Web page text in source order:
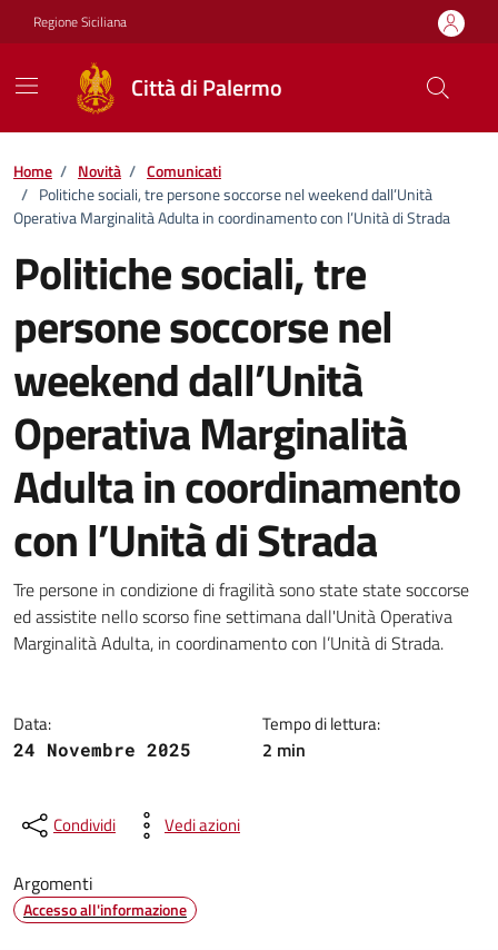
Vai ai contenuti
Vai al footer
Regione Siciliana
Città di Palermo
Home / Novità / Comunicati
/ Politiche sociali, tre persone soccorse nel weekend dall’Unità
Operativa Marginalità Adulta in coordinamento con l’Unità di Strada
Politiche sociali, tre
persone soccorse nel
weekend dall’Unità
Operativa Marginalità
Adulta in coordinamento
con l’Unità di Strada
Dettagli della notizia
Tre persone in condizione di fragilità sono state state soccorse
ed assistite nello scorso fine settimana dall'Unità Operativa
Marginalità Adulta, in coordinamento con l’Unità di Strada.
Data:
24 Novembre 2025
Tempo di lettura:
2 min
Condividi Vedi azioni
Argomenti
Accesso all'informazione